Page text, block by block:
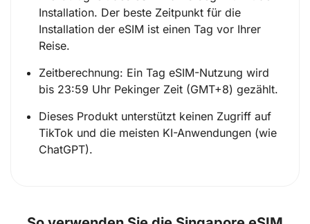
Installation. Der beste Zeitpunkt für die
Installation der eSIM ist einen Tag vor Ihrer
Reise.
Zeitberechnung: Ein Tag eSIM-Nutzung wird
bis 23:59 Uhr Pekinger Zeit (GMT+8) gezählt.
Dieses Produkt unterstützt keinen Zugriff auf
TikTok und die meisten KI-Anwendungen (wie
ChatGPT).